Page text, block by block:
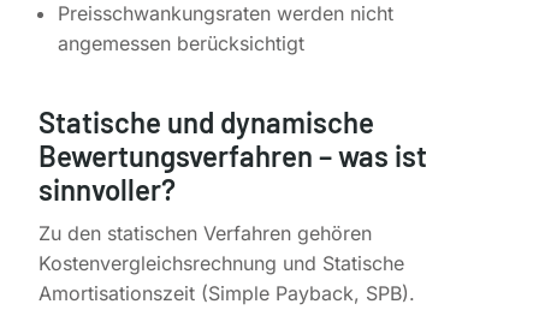
Preisschwankungsraten werden nicht
angemessen berücksichtigt
Statische und dynamische
Bewertungsverfahren – was ist
sinnvoller?
Zu den statischen Verfahren gehören
Kostenvergleichsrechnung und Statische
Amortisationszeit (Simple Payback, SPB).